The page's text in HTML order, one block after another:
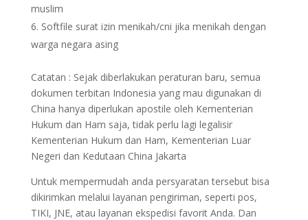
muslim
Softfile surat izin menikah/cni jika menikah dengan
warga negara asing
Catatan : Sejak diberlakukan peraturan baru, semua
dokumen terbitan Indonesia yang mau digunakan di
China hanya diperlukan apostile oleh Kementerian
Hukum dan Ham saja, tidak perlu lagi legalisir
Kementerian Hukum dan Ham, Kementerian Luar
Negeri dan Kedutaan China Jakarta
Untuk mempermudah anda persyaratan tersebut bisa
dikirimkan melalui layanan pengiriman, seperti pos,
TIKI, JNE, atau layanan ekspedisi favorit Anda. Dan